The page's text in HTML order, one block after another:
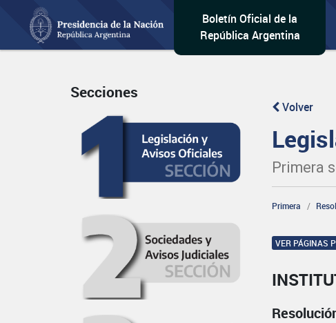
Boletín Oficial de la
República Argentina
Secciones
Volver
Primera
Primera
VER PÁGINAS